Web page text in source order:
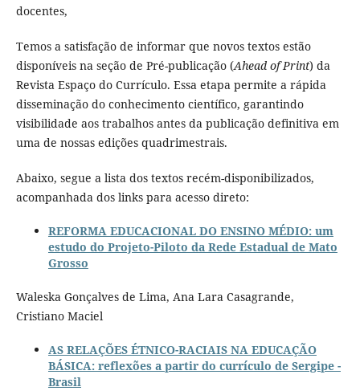
docentes,
Temos a satisfação de informar que novos textos estão
disponíveis na seção de Pré-publicação (Ahead of Print) da
Revista Espaço do Currículo. Essa etapa permite a rápida
disseminação do conhecimento científico, garantindo
visibilidade aos trabalhos antes da publicação definitiva em
uma de nossas edições quadrimestrais.
Abaixo, segue a lista dos textos recém-disponibilizados,
acompanhada dos links para acesso direto:
REFORMA EDUCACIONAL DO ENSINO MÉDIO: um
estudo do Projeto-Piloto da Rede Estadual de Mato
Grosso
Waleska Gonçalves de Lima, Ana Lara Casagrande,
Cristiano Maciel
AS RELAÇÕES ÉTNICO-RACIAIS NA EDUCAÇÃO
BÁSICA: reflexões a partir do currículo de Sergipe -
Brasil